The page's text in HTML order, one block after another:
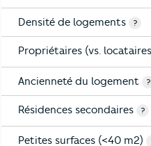
Densité de logements ?
Propriétaires (vs.
Ancienneté du logement ?
Résidences secondaires ?
Petites surfaces (<40 m2)